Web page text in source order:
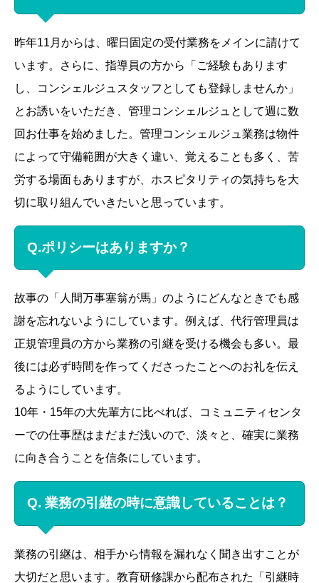
昨年11月からは、曜日固定の受付業務をメインに請けて
います。さらに、指導員の方から「ご経験もあります
し、コンシェルジュスタッフとしても登録しませんか」
とお誘いをいただき、管理コンシェルジュとして週に数
回お仕事を始めました。管理コンシェルジュ業務は物件
によって守備範囲が大きく違い、覚えることも多く、苦
労する場面もありますが、ホスピタリティの気持ちを大
切に取り組んでいきたいと思っています。
Q.ポリシーはありますか？
故事の「人間万事塞翁が馬」のようにどんなときでも感
謝を忘れないようにしています。例えば、代行管理員は
正規管理員の方から業務の引継を受ける機会も多い。最
後には必ず時間を作ってくださったことへのお礼を伝え
るようにしています。
10年・15年の大先輩方に比べれば、コミュニティセンタ
ーでの仕事歴はまだまだ浅いので、淡々と、確実に業務
に向き合うことを信条にしています。
Q. 業務の引継の時に意識していることは？
業務の引継は、相手から情報を漏れなく聞き出すことが
大切だと思います。教育研修課から配布された「引継時